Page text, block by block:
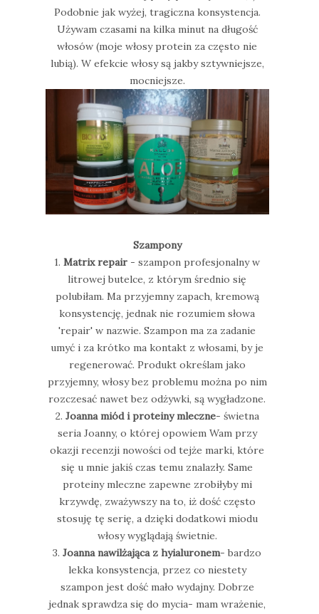
Podobnie jak wyżej, tragiczna konsystencja.
Używam czasami na kilka minut na długość
włosów (moje włosy protein za często nie
lubią). W efekcie włosy są jakby sztywniejsze,
mocniejsze.
Szampony
1.Matrix repair - szampon profesjonalny w
litrowej butelce, z którym średnio się
polubiłam. Ma przyjemny zapach, kremową
konsystencję, jednak nie rozumiem słowa
'repair' w nazwie. Szampon ma za zadanie
umyć i za krótko ma kontakt z włosami, by je
regenerować. Produkt określam jako
przyjemny, włosy bez problemu można po nim
rozczesać nawet bez odżywki, są wygładzone.
2. Joanna miód i proteiny mleczne- świetna
seria Joanny, o której opowiem Wam przy
okazji recenzji nowości od tejże marki, które
się u mnie jakiś czas temu znalazły. Same
proteiny mleczne zapewne zrobiłyby mi
krzywdę, zważywszy na to, iż dość często
stosuję tę serię, a dzięki dodatkowi miodu
włosy wyglądają świetnie.
3.Joanna nawilżająca z hyialuronem- bardzo
lekka konsystencja, przez co niestety
szampon jest dość mało wydajny. Dobrze
jednak sprawdza się do mycia- mam wrażenie,